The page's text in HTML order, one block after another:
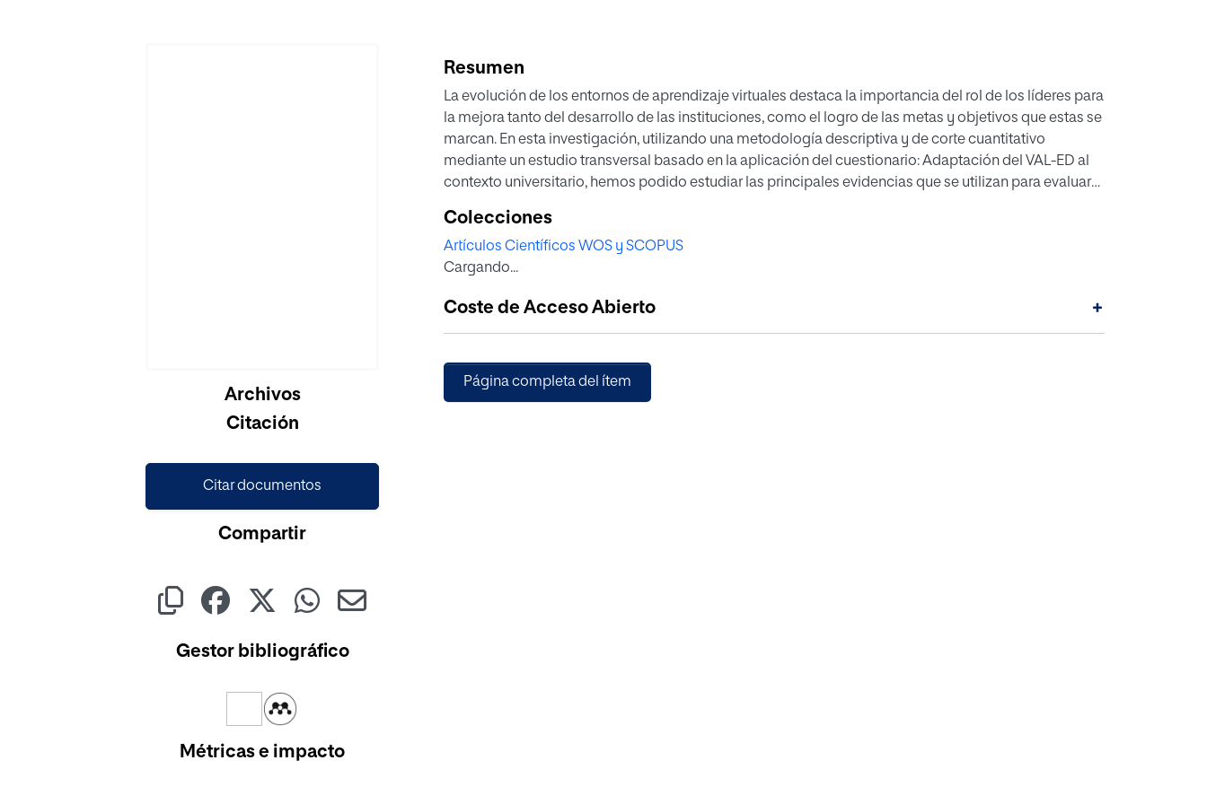
Archivos
Citación
Citar documentos
Compartir
Gestor bibliográfico
Métricas e impacto
Resumen
La evolución de los entornos de aprendizaje virtuales destaca la importancia del rol de los líderes para
la mejora tanto del desarrollo de las instituciones, como el logro de las metas y objetivos que estas se
marcan. En esta investigación, utilizando una metodología descriptiva y de corte cuantitativo
mediante un estudio transversal basado en la aplicación del cuestionario: Adaptación del VAL-ED al
contexto universitario, hemos podido estudiar las principales evidencias que se utilizan para evaluar
en una mejor comprensión de la efectividad de los comportamientos de liderazgo centrados en el
aprendizaje, así como en qué medida, las diferentes evidencias con las que cuentan las personas que
interactúan con los directivos, son determinantes a la hora de valorar el desempeño de la gestión del
Colecciones
Artículos Científicos WOS y SCOPUS
Cargando...
Coste de Acceso Abierto +
Página completa del ítem